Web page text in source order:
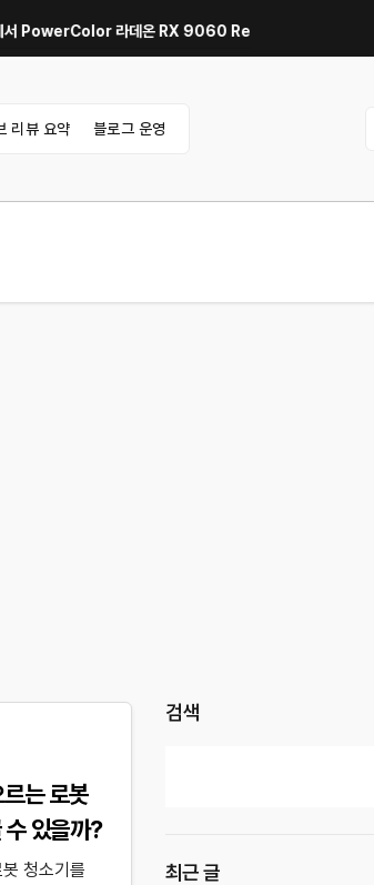
라데온 RX 9060 Reaper 8GB로 교체한 후기｜엘든
리뷰 요약 블로그 운영
는 로봇
수 있을까?
청소기를
검색
최근 글